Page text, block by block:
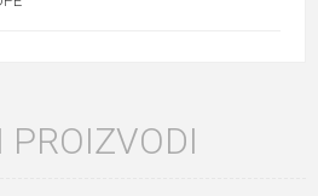
PROIZVODI